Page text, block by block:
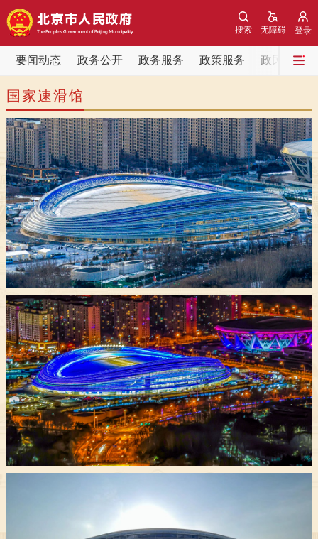
登录
无障碍
搜索
要闻动态 政务公开 政务服务 政策服务 政民互动
要闻动态
党中央精神
北京要闻 会议信息 部门动态
各区热点
政务公开
市领导 机构职能 政策服务
政策兑现 政策解读 回应关切
决策公开 专题公开
政务服务
个人服务 法人服务 部门服务
便民服务 利企服务 投资项目
国家速滑馆